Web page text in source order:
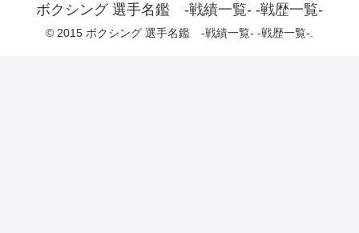
ボクシング 選手名鑑 -戦績一覧- -戦歴一覧-
© 2015 ボクシング 選手名鑑 -戦績一覧- -戦歴一覧-.